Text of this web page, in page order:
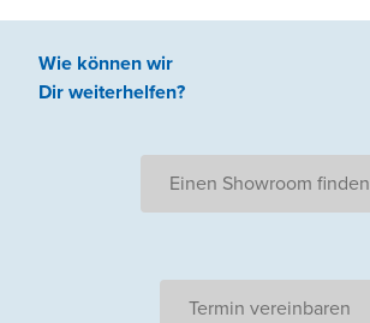
Wie können wir
Dir weiterhelfen?
Einen Showroom finden
Termin vereinbaren